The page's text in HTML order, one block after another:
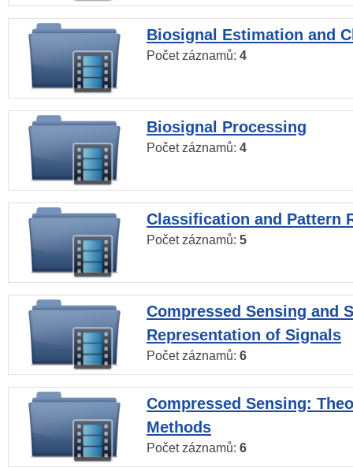
Biosignal Estimation and
Počet záznamů: 4
Biosignal Processing
Počet záznamů: 4
Classification and Pattern
Počet záznamů: 5
Compressed Sensing and
Representation of Signals
Počet záznamů: 6
Compressed Sensing:
Methods
Počet záznamů: 6